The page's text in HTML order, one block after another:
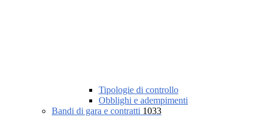
Tipologie di controllo
Obblighi e adempimenti
Bandi di gara e contratti 1033